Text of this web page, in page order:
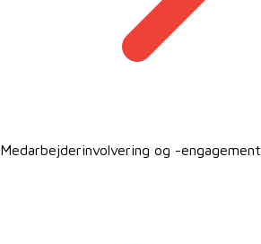
Medarbejderinvolvering og -engagement